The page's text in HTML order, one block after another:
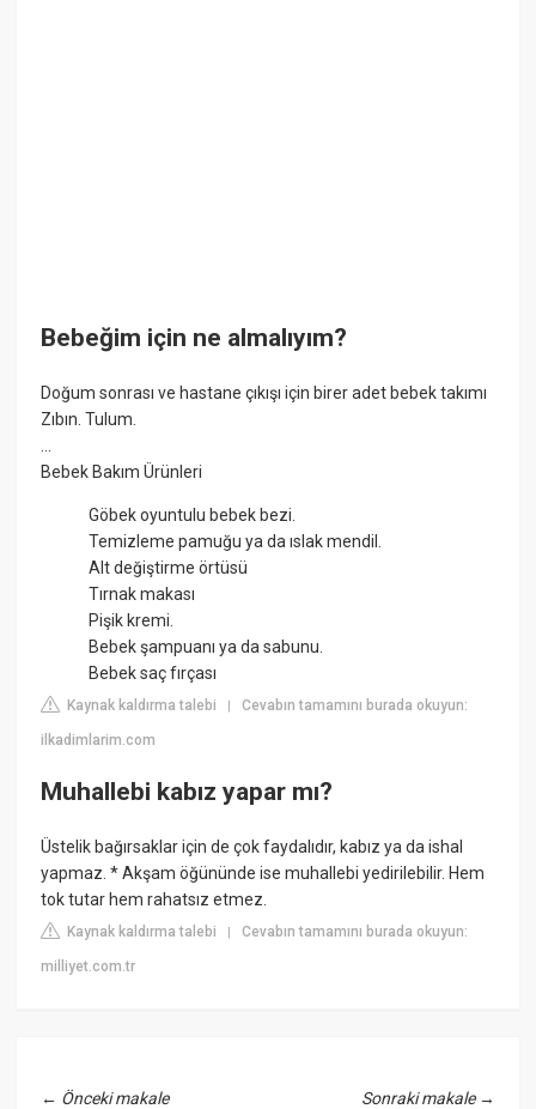
Bebeğim için ne almalıyım?
Doğum sonrası ve hastane çıkışı için birer adet bebek takımı
Zıbın. Tulum.
Bebek Bakım Ürünleri
Göbek oyuntulu bebek bezi.
Temizleme pamuğu ya da ıslak mendil.
Alt değiştirme örtüsü
Tırnak makası
Pişik kremi.
Bebek şampuanı ya da sabunu.
Bebek saç fırçası
Kaynak kaldırma talebi |Cevabın tamamını burada okuyun:
ilkadimlarim.com
Muhallebi kabız yapar mı?
Üstelik bağırsaklar için de çok faydalıdır, kabız ya da ishal
yapmaz. * Akşam öğününde ise muhallebi yedirilebilir. Hem
tok tutar hem rahatsız etmez.
Kaynak kaldırma talebi |Cevabın tamamını burada okuyun:
milliyet.com.tr
← Önceki makale Sonraki makale→